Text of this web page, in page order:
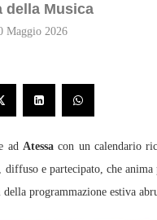
della Musica
Maggio 2026
ad Atessacon un calendario
diffuso e partecipato, che
programmazione estiva